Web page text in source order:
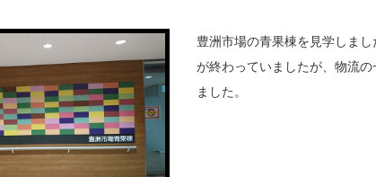
豊洲市場の青果棟を見学しまし
が終わっていましたが、物流の
ました。